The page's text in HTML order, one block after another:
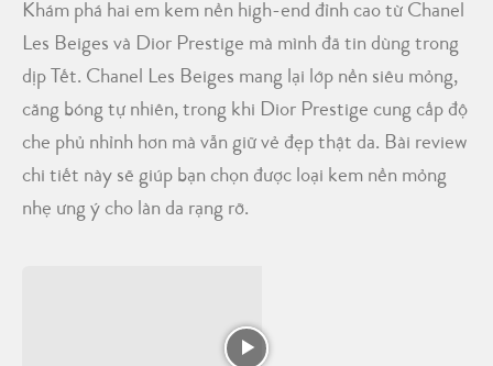
Khám phá hai em kem nền high-end đỉnh cao từ Chanel
Les Beiges và Dior Prestige mà mình đã tin dùng trong
dịp Tết. Chanel Les Beiges mang lại lớp nền siêu mỏng,
căng bóng tự nhiên, trong khi Dior Prestige cung cấp độ
che phủ nhỉnh hơn mà vẫn giữ vẻ đẹp thật da. Bài review
chi tiết này sẽ giúp bạn chọn được loại kem nền mỏng
nhẹ ưng ý cho làn da rạng rỡ.